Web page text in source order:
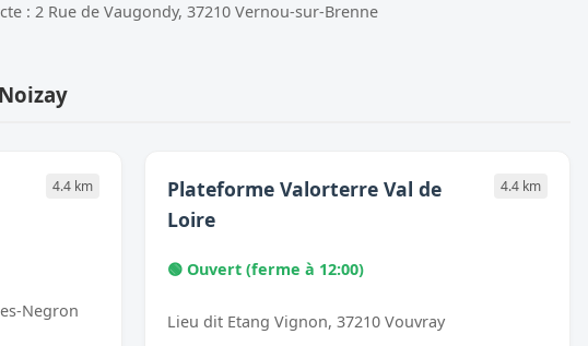
: 2 Rue de Vaugondy, 37210 Vernou-sur-Brenne
4.4 km
Negron
Plateforme Valorterre Val de
Loire
4.4 km
🟢 Ouvert (ferme à 12:00)
Lieu dit Etang Vignon, 37210 Vouvray